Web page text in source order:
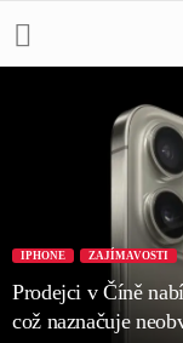
IPHONE ZAJÍMAVOSTI
Prodejci v Číně
což naznačuje